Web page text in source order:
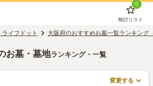
0
検討リスト
ライフドット 大阪府のおすすめお墓一覧ランキング
お墓・墓地ランキング・一覧
変更する